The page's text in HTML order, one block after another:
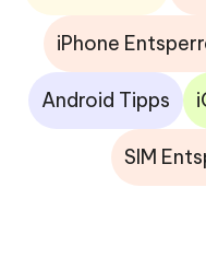
iPhone
Android Tipps
SIM